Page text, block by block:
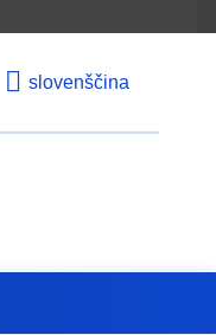
slovenščina